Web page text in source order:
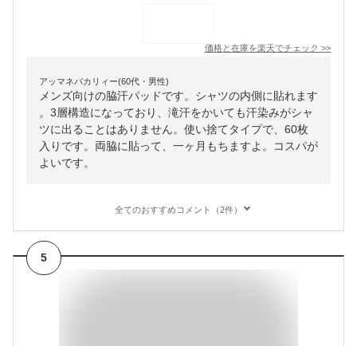
価格と在庫を楽天でチェック >>
アッマネバカリィー(60代・男性)
メンズ向けの脇汗パッドです。シャツの内側に貼れます
。3層構造になっており、滝汗をかいても汗染みがシャ
ツに出ることはありません。使い捨てタイプで、60枚
入りです。両脇に貼って、一ヶ月もちますよ。コスパが
よいです。
全てのおすすめコメント（2件）
5